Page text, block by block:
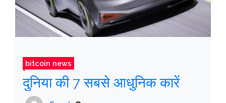
bitcoin news
दुनिया की 7 सबसे आधुनिक कारें